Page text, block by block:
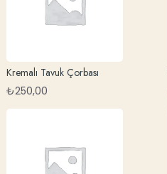
Kremalı Tavuk Çorbası
₺250,00